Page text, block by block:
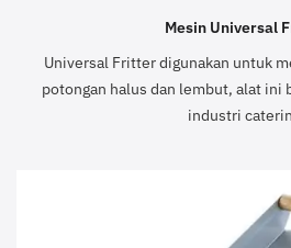
Mesin Universal
Universal Fritter digunakan untuk
potongan halus dan lembut, alat ini
industri